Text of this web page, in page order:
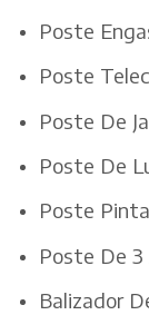
Poste
Poste
Poste De
Poste De
Poste
Poste De
Balizador